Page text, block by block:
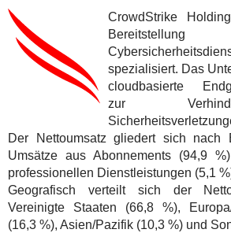
CrowdStrike
spezialisiert. Das
cloudbasierte
zur
Der Nettoumsatz gliedert sich nach
Umsätze aus Abonnements (94,9
professionellen Dienstleistungen (5,1
Geografisch verteilt sich der
Vereinigte Staaten (66,8 %),
(16,3 %), Asien/Pazifik (10,3 %) und